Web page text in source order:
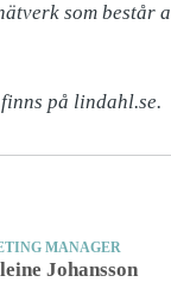
som består
på lindahl.se.
MANAGER
Johansson